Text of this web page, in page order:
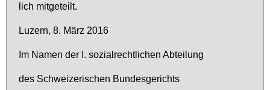
lich mit­ge­teilt.
Lu­zern, 8. März 2016
Im Na­men der I. so­zi­al­recht­li­chen Ab­tei­lung
des Schwei­ze­ri­schen Bun­des­ge­richts